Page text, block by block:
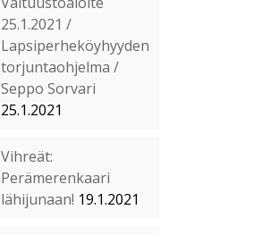
25.1.2021 /
Lapsiperheköyhyyden
torjuntaohjelma /
Seppo Sorvari
25.1.2021
Vihreät:
Perämerenkaari
lähijunaan! 19.1.2021